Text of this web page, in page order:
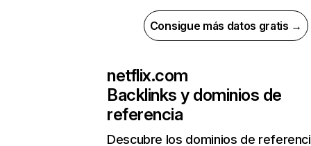
Consigue más datos gratis →
netflix.com
Backlinks y dominios de
referencia
Descubre los dominios de